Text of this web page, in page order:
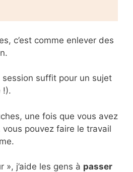
c’est comme enlever des
session suffit pour un sujet
!).
une fois que vous avez
pouvez faire le travail
», j’aide les gens à passer